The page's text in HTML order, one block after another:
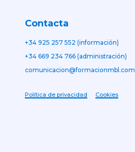
Contacta
+34 925 257 552 (información)
+34 669 234 766 (administración)
comunicacion@formacionmbl.com
Política de privacidad Cookies